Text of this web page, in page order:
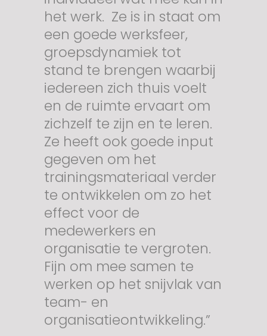
het werk. Ze is in staat om
een goede werksfeer,
groepsdynamiek tot
stand te brengen waarbij
iedereen zich thuis voelt
en de ruimte ervaart om
zichzelf te zijn en te leren.
Ze heeft ook goede input
gegeven om het
trainingsmateriaal verder
te ontwikkelen om zo het
effect voor de
medewerkers en
organisatie te vergroten.
Fijn om mee samen te
werken op het snijvlak van
team- en
organisatieontwikkeling.”